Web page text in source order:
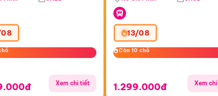
Xem chi tiết
13/08
Còn 10 chỗ
Còn 10 chỗ
1.299.000đ Xem